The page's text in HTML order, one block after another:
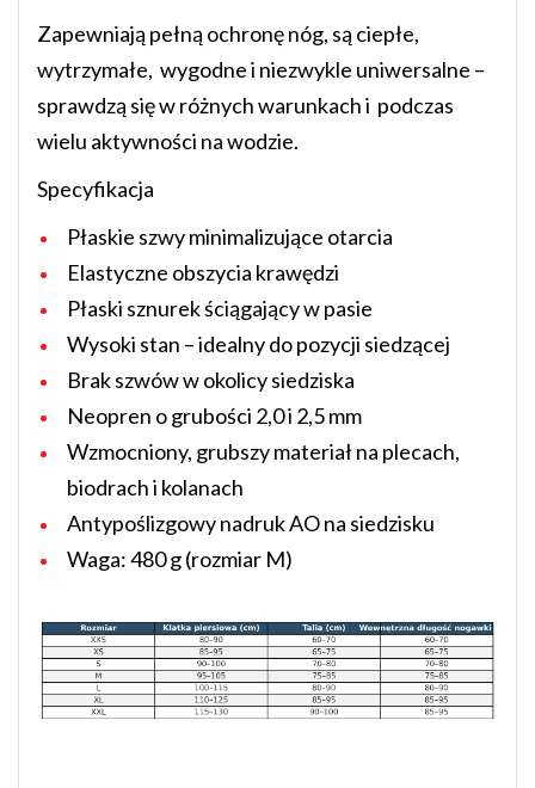
Zapewniają pełną ochronę nóg, są ciepłe,
wytrzymałe, wygodne i niezwykle uniwersalne –
sprawdzą się w różnych warunkach i podczas
wielu aktywności na wodzie.
Specyfikacja
Płaskie szwy minimalizujące otarcia
Elastyczne obszycia krawędzi
Płaski sznurek ściągający w pasie
Wysoki stan – idealny do pozycji siedzącej
Brak szwów w okolicy siedziska
Neopren o grubości 2,0 i 2,5 mm
Wzmocniony, grubszy materiał na plecach,
biodrach i kolanach
Antypoślizgowy nadruk AO na siedzisku
Waga: 480 g (rozmiar M)